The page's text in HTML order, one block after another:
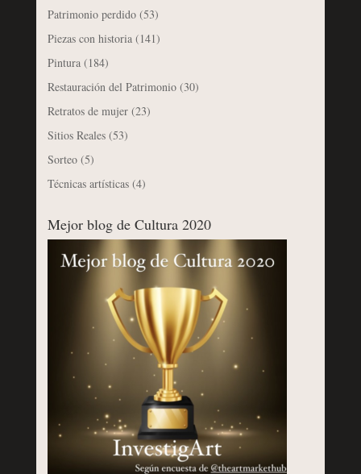
Patrimonio perdido(53)
Piezas con historia(141)
Pintura(184)
Restauración del Patrimonio(30)
Retratos de mujer(23)
Sitios Reales(53)
Sorteo(5)
Técnicas artísticas(4)
Mejor blog de Cultura 2020